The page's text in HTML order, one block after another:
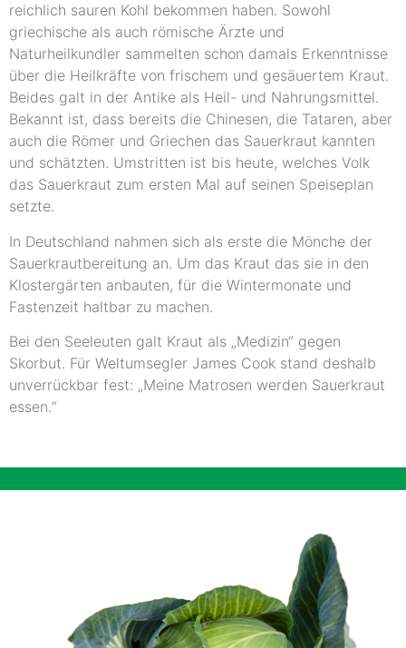
reichlich sauren Kohl bekommen haben. Sowohl
griechische als auch römische Ärzte und
Naturheilkundler sammelten schon damals Erkenntnisse
über die Heilkräfte von frischem und gesäuertem Kraut.
Beides galt in der Antike als Heil- und Nahrungsmittel.
Bekannt ist, dass bereits die Chinesen, die Tataren, aber
auch die Römer und Griechen das Sauerkraut kannten
und schätzten. Umstritten ist bis heute, welches Volk
das Sauerkraut zum ersten Mal auf seinen Speiseplan
setzte.
In Deutschland nahmen sich als erste die Mönche der
Sauerkrautbereitung an. Um das Kraut das sie in den
Klostergärten anbauten, für die Wintermonate und
Fastenzeit haltbar zu machen.
Bei den Seeleuten galt Kraut als „Medizin“ gegen
Skorbut. Für Weltumsegler James Cook stand deshalb
unverrückbar fest: „Meine Matrosen werden Sauerkraut
essen.“